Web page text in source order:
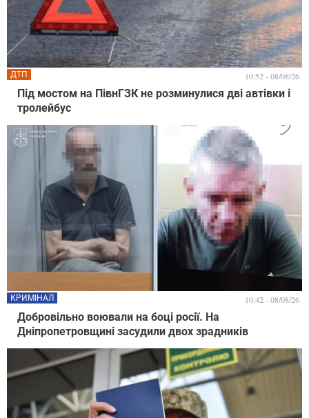
Під мостом на ПівнГЗК не розминулися дві автівки і
тролейбус
ДТП 10:52 - 08/08/26
Добровільно воювали на боці росії. На
Дніпропетровщині засудили двох зрадників
КРИМІНАЛ 10:42 - 08/08/26